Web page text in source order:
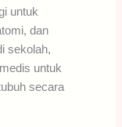
untuk
dan
sekolah,
untuk
secara